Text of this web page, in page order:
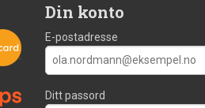
Din konto
E-postadresse
Ditt passord